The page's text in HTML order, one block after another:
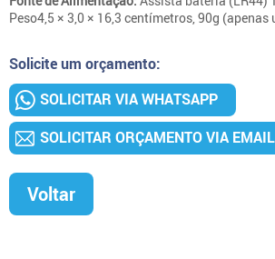
Peso4,5 × 3,0 × 16,3 centímetros, 90g
Solicite um orçamento:
SOLICITAR VIA WHATSAPP
SOLICITAR ORÇAMENTO VIA EMAIL
Voltar